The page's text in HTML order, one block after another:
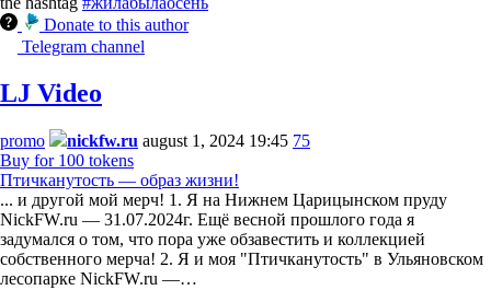
Donate to this author
Telegram channel
LJ Video
promo nickfw.ru august 1, 2024 19:45 75
Buy for 100 tokens
Птичканутость — образ жизни!
... и другой мой мерч! 1. Я на Нижнем Царицынском пруду
NickFW.ru — 31.07.2024г. Ещё весной прошлого года я
задумался о том, что пора уже обзавестить и коллекцией
собственного мерча! 2. Я и моя "Птичканутость" в Ульяновском
лесопарке NickFW.ru —…